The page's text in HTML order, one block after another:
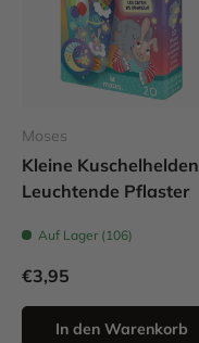
Moses
Kleine Kuschelhelden
Leuchtende Pflaster
Auf Lager (106)
€3,95
In den Warenkorb